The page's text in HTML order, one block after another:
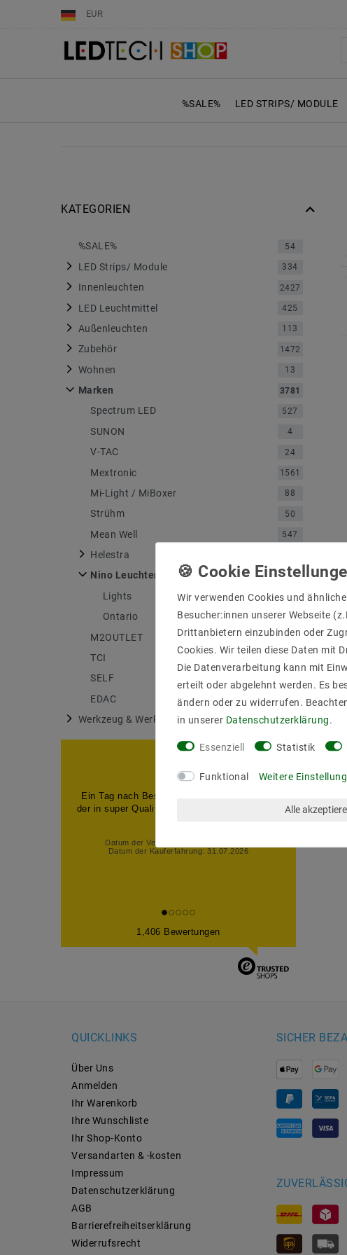
EUR
%SALE% LED STRIPS/ MODULE
KATEGORIEN
%SALE% 54
LED Strips/ Module 334
Innenleuchten 2427
LED Leuchtmittel 425
Außenleuchten 113
Zubehör 1472
Wohnen 13
Marken 3781
Spectrum LED 527
SUNON 4
V-TAC 24
Mextronic 1561
Mi-Light / MiBoxer 88
Strühm 50
Mean Well 547
Helestra
Nino Leuchten 4
Lights 1
Ontario 1
M2OUTLET 175
TCI
SELF
EDAC 18
Werkzeug & Werkstatt 1
Ein Tag nach Bestellung,den Artikel erhalten
der in super Qualität war,also alles super kann
Datum der Veröffentlichung: 07.08.2026
Datum der Kauferfahrung: 31.07.2026
1,406 Bewertungen
QUICKLINKS
Über Uns
Anmelden
Ihr Warenkorb
Ihre Wunschliste
Ihr Shop-Konto
Versandarten & -kosten
Impressum
Daten­schutz­erklärung
AGB
Barrierefreiheitserklärung
Widerrufs­recht
SICHER
Wir verwenden Cookies und
Besucher:innen unserer Webseite
Drittanbietern einzubinden oder
Cookies. Wir teilen diese Daten mit
Die Datenverarbeitung kann mit
erteilt oder abgelehnt werden. Es
ändern oder zu widerrufen.
in unserer Daten­schutz­erklärung.
Essenziell Statistik
Funktional Weitere
Alle